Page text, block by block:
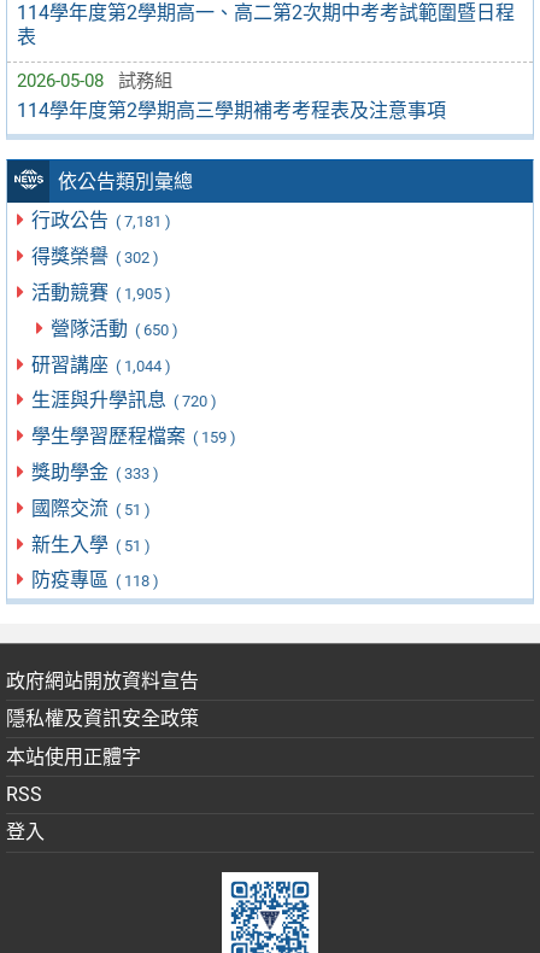
114學年度第2學期高一、高二第2次期中考考試範圍暨日程
表
2026-05-08 試務組
114學年度第2學期高三學期補考考程表及注意事項
依公告類別彙總
行政公告 ( 7,181 )
得獎榮譽 ( 302 )
活動競賽 ( 1,905 )
營隊活動 ( 650 )
研習講座 ( 1,044 )
生涯與升學訊息 ( 720 )
學生學習歷程檔案 ( 159 )
獎助學金 ( 333 )
國際交流 ( 51 )
新生入學 ( 51 )
防疫專區 ( 118 )
政府網站開放資料宣告
隱私權及資訊安全政策
本站使用正體字
RSS
登入